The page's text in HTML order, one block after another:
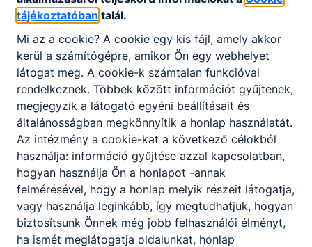
osztályok néhány tanulója egy eszéki
kiránduláson vett részt. A diákok
megnézték a kiskőszegi (Batina) csata
emlékművét, ahol az egyik legnagyobb
küzdelem zajlott a Duna mentén a második
világháborúban.
2026. jún. 3.
tájékoztatóban talál.
Mi az a cookie? A cookie egy kis fájl, amely akkor
kerül a számítógépre, amikor Ön egy webhelyet
látogat meg. A cookie-k számtalan funkcióval
rendelkeznek. Többek között információt gyűjtenek,
megjegyzik a látogató egyéni beállításait és
általánosságban megkönnyítik a honlap használatát.
Az intézmény a cookie-kat a következő célokból
használja: információ gyűjtése azzal kapcsolatban,
hogyan használja Ön a honlapot -annak
felmérésével, hogy a honlap melyik részeit látogatja,
vagy használja leginkább, így megtudhatjuk, hogyan
biztosítsunk Önnek még jobb felhasználói élményt,
ha ismét meglátogatja oldalunkat, honlap